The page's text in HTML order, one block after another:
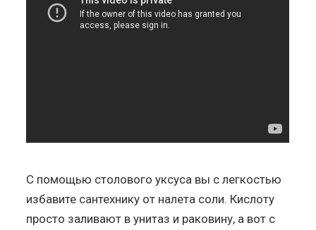
С помощью столового уксуса вы с легкостью
избавите сантехнику от налета соли. Кислоту
просто заливают в унитаз и раковину, а вот с